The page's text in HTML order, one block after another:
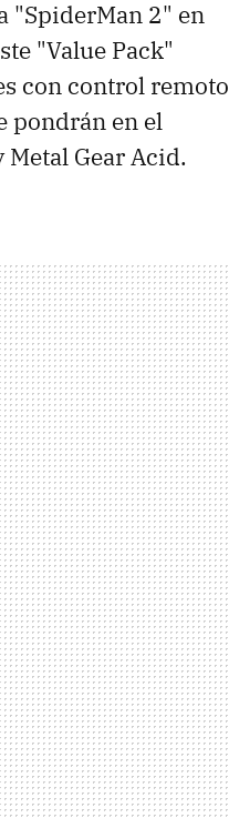
"SpiderMan 2" en
"Value Pack"
con control remoto
pondrán en el
Gear Acid.